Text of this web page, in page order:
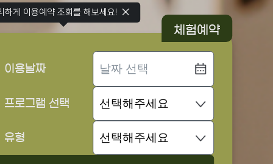
이용날짜
프로그램 선택
유형
체험예약
하게 이용예약 조회를 해보세요!